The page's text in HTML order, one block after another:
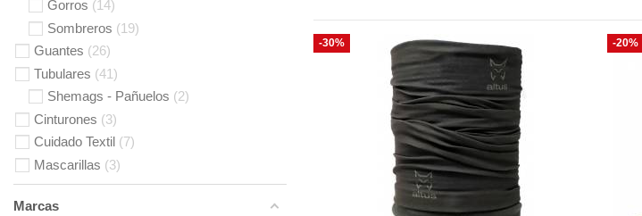
-30% -20%
Gorros
14
Sombreros
19
Guantes
26
Tubulares 41
Shemags - Pañuelos
2
Cinturones
3
Cuidado Textil 7
Mascarillas
3
Marcas